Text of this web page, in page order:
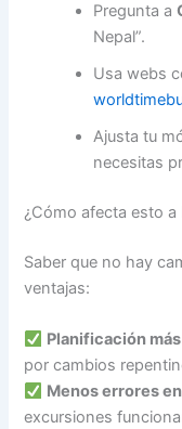
Pregunta a
Nepal”.
Usa webs
Ajusta tu
necesitas
¿Cómo afecta esto a
Saber que no hay
ventajas:
Planificación
por cambios
Menos errores
excursiones